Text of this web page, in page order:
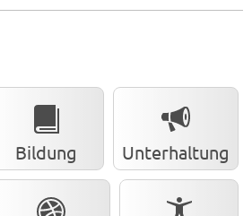
Bildung Unterhaltung